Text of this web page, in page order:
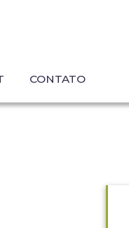
CONTATO